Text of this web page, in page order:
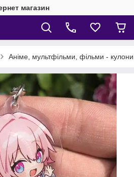
магазин
Аніме, мультфільми, фільми -